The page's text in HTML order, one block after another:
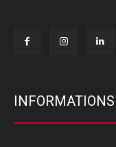
INFORMATIONS